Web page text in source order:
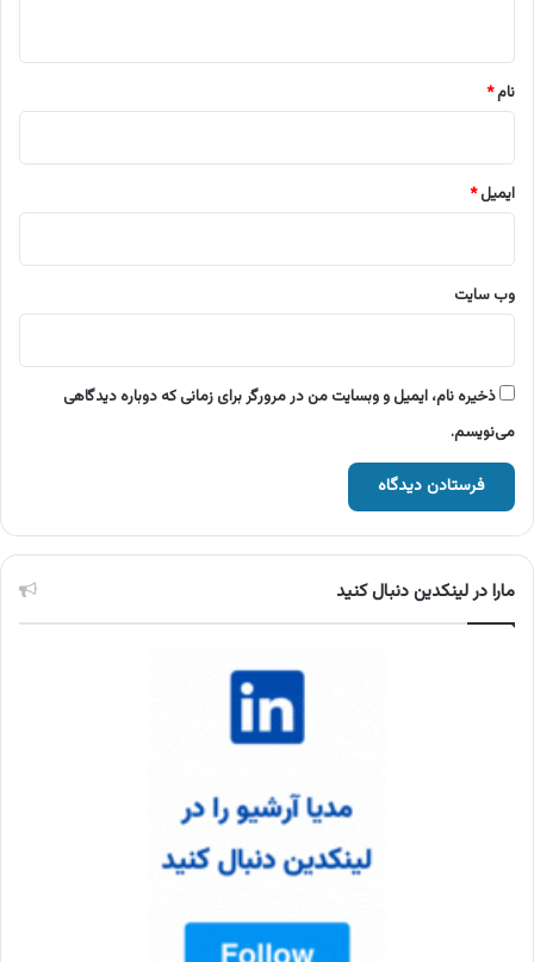
نام*
ایمیل*
وب‌ سایت
ذخیره نام، ایمیل و وبسایت من در مرورگر برای زمانی که دوباره دیدگاهی
می‌نویسم.
مارا در لینکدین دنبال کنید